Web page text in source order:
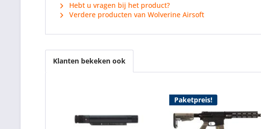
Hebt u vragen bij het product?
Verdere producten van Wolverine Airsoft
Klanten bekeken ook
Paketpreis!